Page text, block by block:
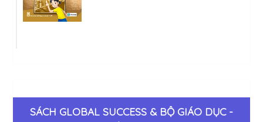
SÁCH GLOBAL SUCCESS & BỘ GIÁO DỤC -